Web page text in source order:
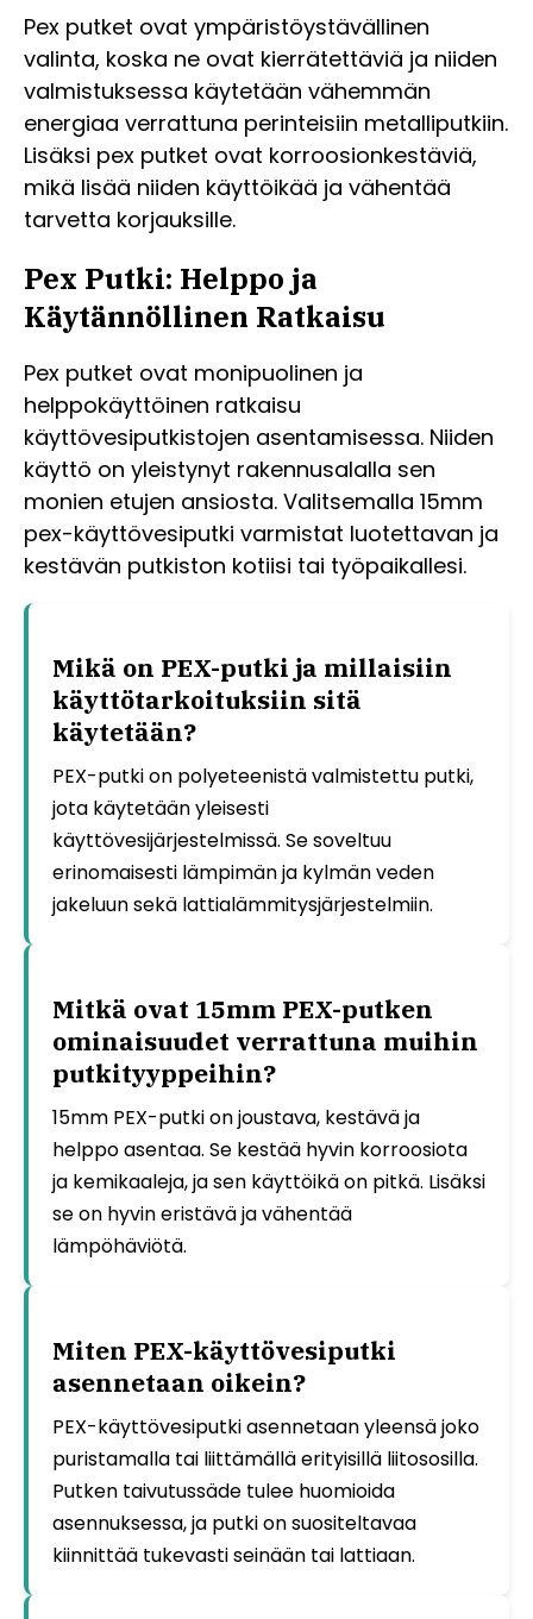
Pex putket ovat ympäristöystävällinen
valinta, koska ne ovat kierrätettäviä ja niiden
valmistuksessa käytetään vähemmän
energiaa verrattuna perinteisiin metalliputkiin.
Lisäksi pex putket ovat korroosionkestäviä,
mikä lisää niiden käyttöikää ja vähentää
tarvetta korjauksille.
Pex Putki: Helppo ja
Käytännöllinen Ratkaisu
Pex putket ovat monipuolinen ja
helppokäyttöinen ratkaisu
käyttövesiputkistojen asentamisessa. Niiden
käyttö on yleistynyt rakennusalalla sen
monien etujen ansiosta. Valitsemalla 15mm
pex-käyttövesiputki varmistat luotettavan ja
kestävän putkiston kotiisi tai työpaikallesi.
Mikä on PEX-putki ja millaisiin
käyttötarkoituksiin sitä
käytetään?
PEX-putki on polyeteenistä valmistettu putki,
jota käytetään yleisesti
käyttövesijärjestelmissä. Se soveltuu
erinomaisesti lämpimän ja kylmän veden
jakeluun sekä lattialämmitysjärjestelmiin.
Mitkä ovat 15mm PEX-putken
ominaisuudet verrattuna muihin
putkityyppeihin?
15mm PEX-putki on joustava, kestävä ja
helppo asentaa. Se kestää hyvin korroosiota
ja kemikaaleja, ja sen käyttöikä on pitkä. Lisäksi
se on hyvin eristävä ja vähentää
lämpöhäviötä.
Miten PEX-käyttövesiputki
asennetaan oikein?
PEX-käyttövesiputki asennetaan yleensä joko
puristamalla tai liittämällä erityisillä liitososilla.
Putken taivutussäde tulee huomioida
asennuksessa, ja putki on suositeltavaa
kiinnittää tukevasti seinään tai lattiaan.